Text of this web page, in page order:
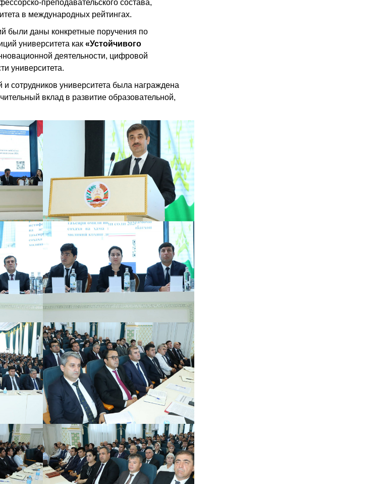
преподавательского состава,
в международных рейтингах.
были даны конкретные поручения по
университета как «Устойчивого
деятельности, цифровой
университета.
сотрудников университета была награждена
вклад в развитие образовательной,